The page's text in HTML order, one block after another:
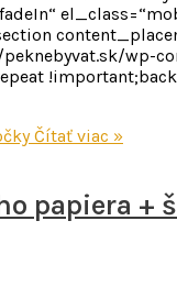
wp-
Čítať viac »
papiera +